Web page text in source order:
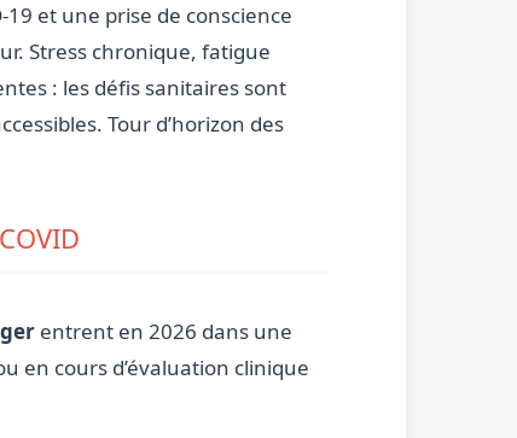
et une prise de conscience
Stress chronique, fatigue
: les défis sanitaires sont
Tour d’horizon des
entrent en 2026 dans une
en cours d’évaluation clinique